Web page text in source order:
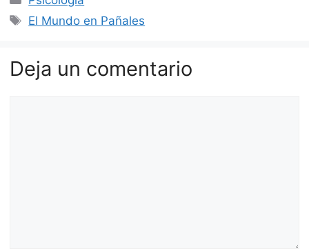
Etiquetas
El Mundo en Pañales
Deja un comentario